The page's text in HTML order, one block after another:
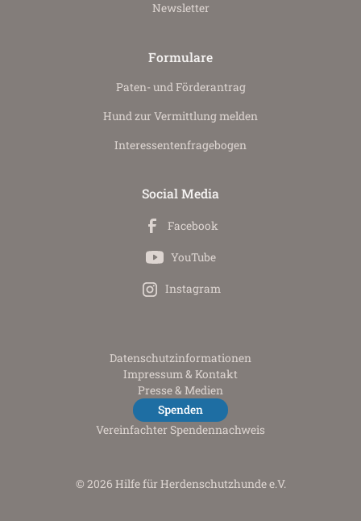
Newsletter
Formulare
Paten- und Förderantrag
Hund zur Vermittlung melden
Interessenten­fragebogen
Social Media
Facebook
YouTube
Instagram
Datenschutz­informationen
Impressum & Kontakt
Presse & Medien
Spenden
Vereinfachter Spendennachweis
© 2026 Hilfe für Herdenschutzhunde e.V.